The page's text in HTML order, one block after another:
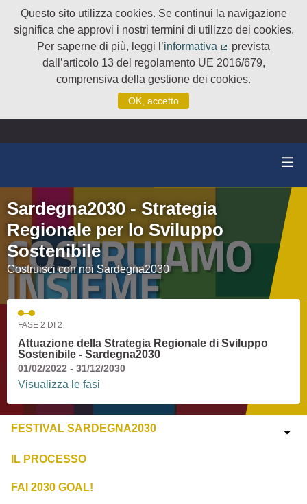
Questo sito utilizza cookies. Se continui la navigazione
significa che approvi i nostri termini di utilizzo dei cookies.
Per saperne di più, leggi l’informativa
(Collegamento
prevista
dall’articolo 13 del regolamento UE 2016/679,
comprensiva della gestione dei cookies.
OK, accetto
Sardegna2030 - Strategia
Regionale per lo Sviluppo
Sostenibile
Costruisci con noi Sardegna2030
FASE 2 DI 2
Attuazione della Strategia Regionale di Sviluppo
Sostenibile - Sardegna2030
01/02/2022 - 31/12/2030
Visualizza le fasi
FESTIVAL SARDEGNA2030
IL PROCESSO
FAI 2030 GOAL!